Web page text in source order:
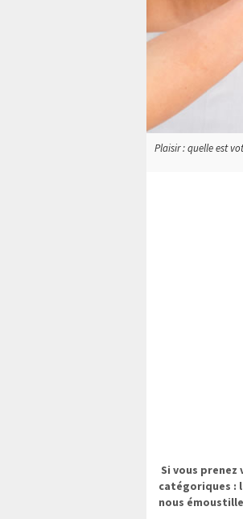
Plaisir : quelle est
Si vous
catégoriques :
nous